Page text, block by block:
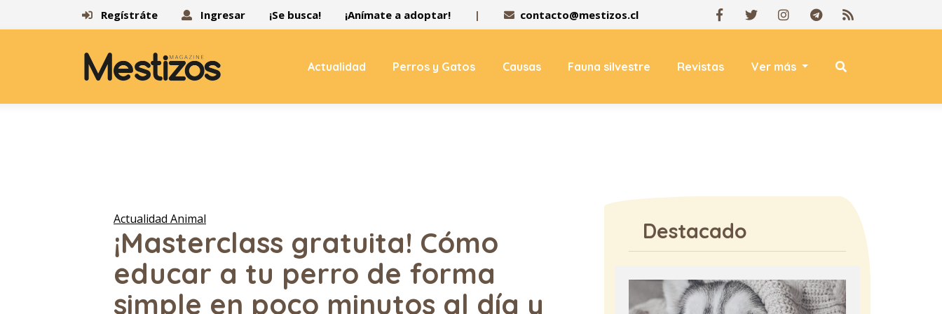
Regístráte Ingresar ¡Se busca! ¡Anímate a adoptar! | contacto@mestizos.cl
Actualidad Perros y Gatos Causas Fauna silvestre Revistas Ver más
Actualidad Animal
¡Masterclass gratuita! Cómo
educar a tu perro de forma
simple en poco minutos al día y
Destacado